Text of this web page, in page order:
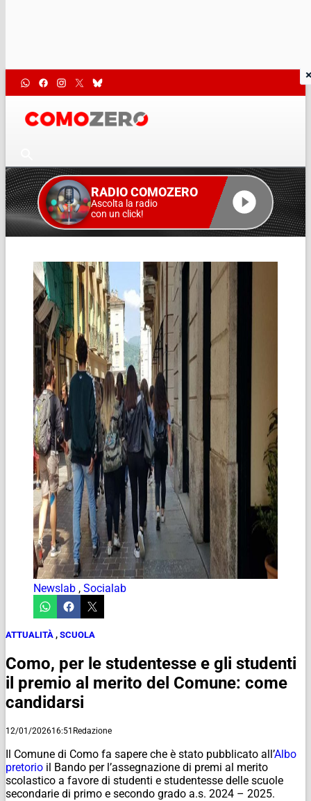
RADIO COMOZERO
Ascolta la radio
con un click!
Newslab , Socialab
ATTUALITÀ , SCUOLA
Como, per le studentesse e gli studenti
il premio al merito del Comune: come
candidarsi
12/01/202616:51 Redazione
Il Comune di Como fa sapere che è stato pubblicato all’Albo
pretorio il Bando per l’assegnazione di premi al merito
scolastico a favore di studenti e studentesse delle scuole
secondarie di primo e secondo grado a.s. 2024 – 2025.